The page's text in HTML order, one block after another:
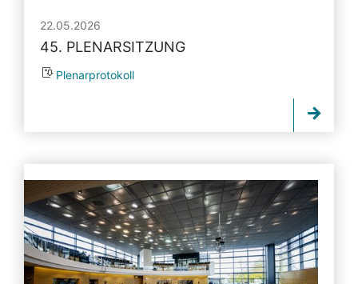
22.05.2026
45. PLENARSITZUNG
Plenarprotokoll